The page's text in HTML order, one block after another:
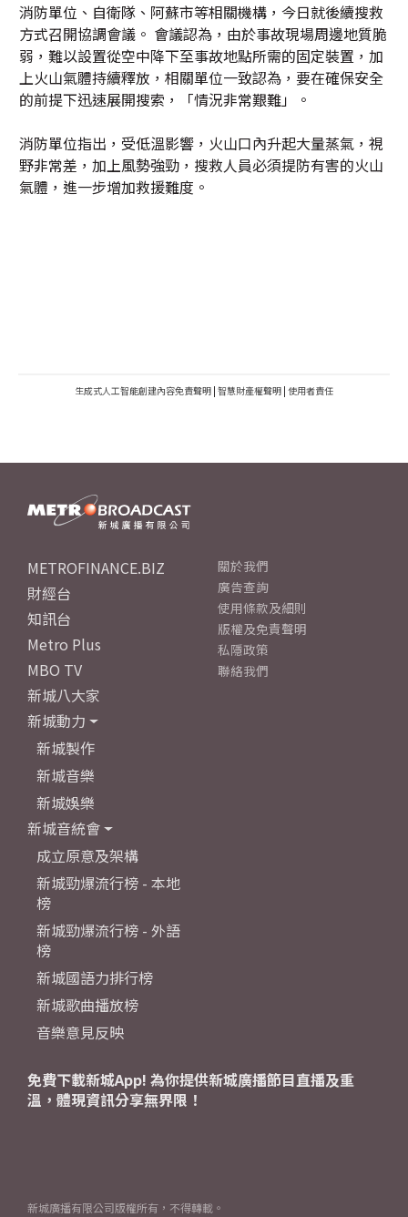
消防單位、自衛隊、阿蘇市等相關機構，今日就後續搜救
方式召開協調會議。 會議認為，由於事故現場周邊地質脆
弱，難以設置從空中降下至事故地點所需的固定裝置，加
上火山氣體持續釋放，相關單位一致認為，要在確保安全
的前提下迅速展開搜索，「情況非常艱難」。
消防單位指出，受低溫影響，火山口內升起大量蒸氣，視
野非常差，加上風勢強勁，搜救人員必須提防有害的火山
氣體，進一步增加救援難度。
生成式人工智能創建內容免責聲明 | 智慧財產權聲明 | 使用者責任
METROFINANCE.BIZ
財經台
知訊台
Metro Plus
MBO TV
新城八大家
新城動力
新城製作
新城音樂
新城娛樂
新城音統會
成立原意及架構
新城勁爆流行榜 - 本地
榜
新城勁爆流行榜 - 外語
榜
新城國語力排行榜
新城歌曲播放榜
音樂意見反映
關於我們
廣告查詢
使用條款及細則
版權及免責聲明
私隱政策
聯絡我們
免費下載新城App! 為你提供新城廣播節目直播及重
溫，體現資訊分享無界限！
新城廣播有限公司版權所有，不得轉載。